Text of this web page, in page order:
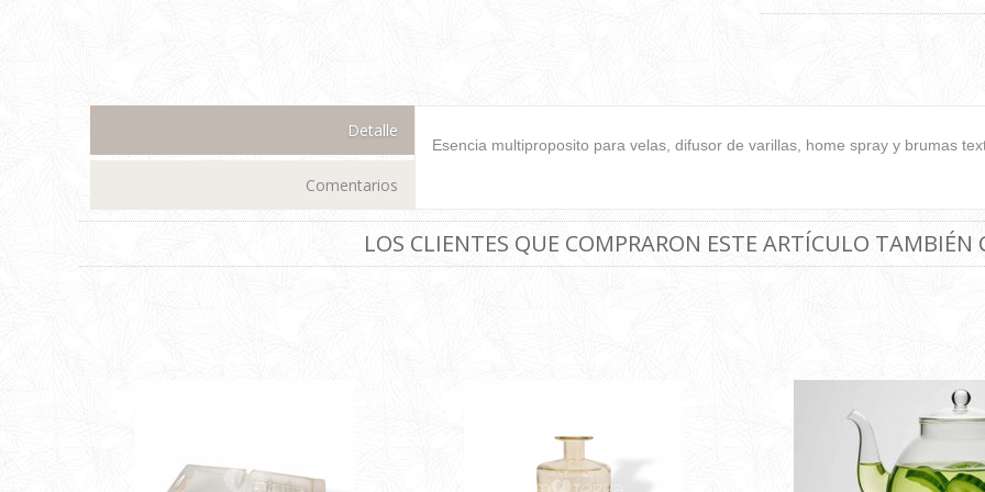
Detalle
Comentarios
Esencia multiproposito para velas, difusor de varillas, home spray y brumas
LOS CLIENTES QUE COMPRARON ESTE ARTÍCULO TAMBIÉN